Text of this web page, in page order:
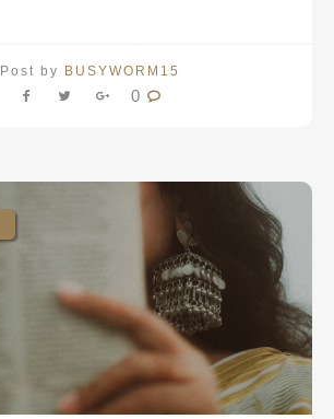
Post by BUSYWORM15
0